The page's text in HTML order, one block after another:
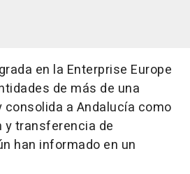
en la Enterprise Europe
de más de una
consolida a Andalucía como
y transferencia de
han informado en un